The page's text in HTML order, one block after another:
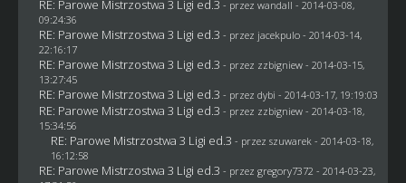
RE: Parowe Mistrzostwa 3 Ligi ed.3 - przez wandall - 2014-03-08,
09:24:36
RE: Parowe Mistrzostwa 3 Ligi ed.3 - przez jacekpulo- 2014-03-14,
22:16:17
RE: Parowe Mistrzostwa 3 Ligi ed.3 - przez zzbigniew- 2014-03-15,
13:27:45
RE: Parowe Mistrzostwa 3 Ligi ed.3 - przez dybi - 2014-03-17, 19:19:03
RE: Parowe Mistrzostwa 3 Ligi ed.3 - przez zzbigniew- 2014-03-18,
15:34:56
RE: Parowe Mistrzostwa 3 Ligi ed.3 - przez szuwarek - 2014-03-18,
16:12:58
RE: Parowe Mistrzostwa 3 Ligi ed.3 - przez gregory7372 - 2014-03-23,